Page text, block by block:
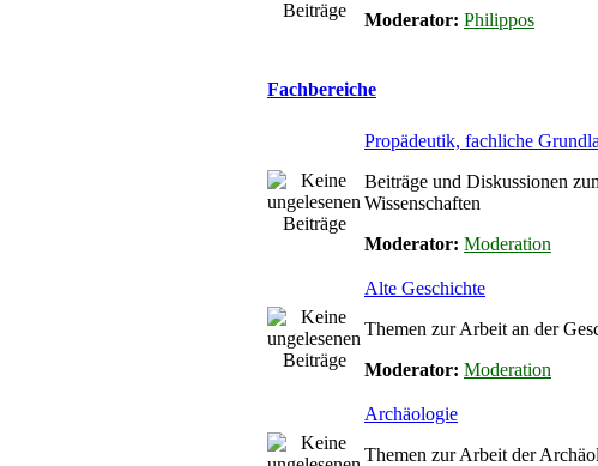
Moderator: Philippos
Fachbereiche
Propädeutik, fachliche
Beiträge und Diskussionen
Wissenschaften
Moderator: Moderation
Alte Geschichte
Themen zur Arbeit an der
Moderator: Moderation
Archäologie
Themen zur Arbeit der